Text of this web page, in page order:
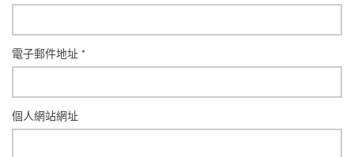
電子郵件地址 *
個人網站網址